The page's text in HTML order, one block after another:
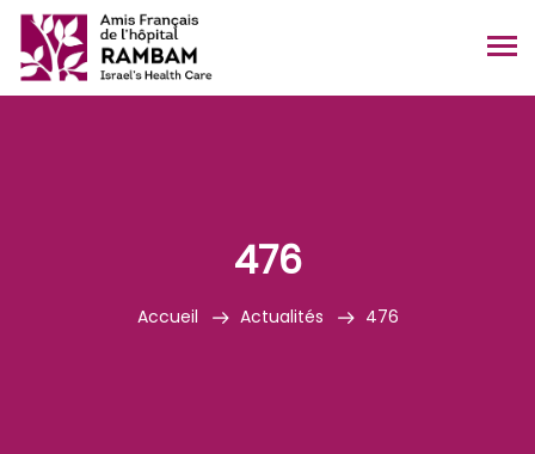
476
Accueil Actualités 476